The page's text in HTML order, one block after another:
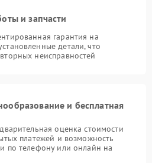
и запчасти
гарантия на
детали, что
неисправностей
и бесплатная
оценка стоимости
платежей и возможность
по телефону или онлайн на